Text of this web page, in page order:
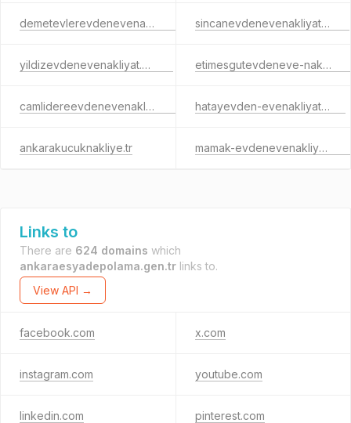
demetevlerevdenevenakliyat.com.tr sincanevdenevenakliyat.net.tr
yildizevdenevenakliyat.com.tr etimesgutevdeneve-nakliyat.com
camlidereevdenevenakliyat.com.tr hatayevden-evenakliyat.com
ankarakucuknakliye.tr mamak-evdenevenakliyat.com
Links to
There are 624 domains which
ankaraesyadepolama.gen.tr links to.
View API →
facebook.com x.com
instagram.com youtube.com
linkedin.com pinterest.com